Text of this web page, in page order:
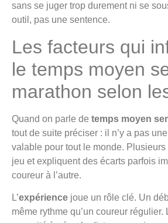
sans se juger trop durement ni se
outil, pas une sentence.
Les facteurs qui
le temps moyen
marathon selon
Quand on parle de temps moyen
tout de suite préciser : il n’y a pas
valable pour tout le monde. Plusieurs
jeu et expliquent des écarts parfois
coureur à l’autre.
L’expérience joue un rôle clé. Un
même rythme qu’un coureur régulier.